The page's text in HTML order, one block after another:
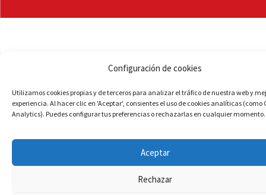
Configuración de cookies
Utilizamos cookies propias y de terceros para analizar el tráfico de nuestra web y
experiencia. Al hacer clic en 'Aceptar', consientes el uso de cookies analíticas (como
Analytics). Puedes configurar tus preferencias o rechazarlas en cualquier momento.
Aceptar
Rechazar